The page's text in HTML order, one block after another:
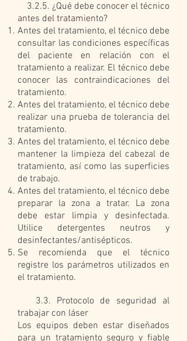
3.2.5. ¿Qué debe conocer el técnico
antes del tratamiento?
Antes del tratamiento, el técnico debe
consultar las condiciones específicas
del paciente en relación con el
tratamiento a realizar. El técnico debe
conocer las contraindicaciones del
tratamiento.
Antes del tratamiento, el técnico debe
realizar una prueba de tolerancia del
tratamiento.
Antes del tratamiento, el técnico debe
mantener la limpieza del cabezal de
tratamiento, así como las superficies
de trabajo.
Antes del tratamiento, el técnico debe
preparar la zona a tratar. La zona
debe estar limpia y desinfectada.
Utilice detergentes neutros y
desinfectantes/antisépticos.
Se recomienda que el técnico
registre los parámetros utilizados en
el tratamiento.
3.3. Protocolo de seguridad al
trabajar con láser
Los equipos deben estar diseñados
para un tratamiento seguro y fiable